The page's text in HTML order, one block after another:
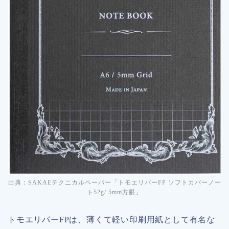
出典：SAKAEテクニカルペーパー「トモエリバーFP ソフトカバーノー
ト52g/ 5mm方眼」
トモエリバーFPは、薄くて軽い印刷用紙として有名な